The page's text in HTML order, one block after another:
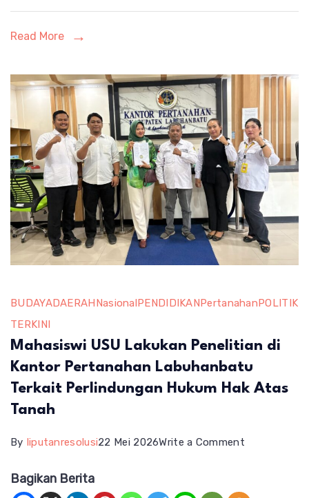
Read More
BUDAYADAERAHNasionalPENDIDIKANPertanahanPOLITIK
TERKINI
Mahasiswi USU Lakukan Penelitian di
Kantor Pertanahan Labuhanbatu
Terkait Perlindungan Hukum Hak Atas
Tanah
By liputanresolusi22 Mei 2026Write a Commenton
Bagikan Berita